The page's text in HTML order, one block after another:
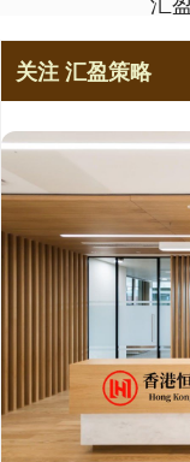
关注 汇盈策略